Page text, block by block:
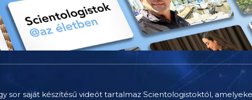
sor saját készítésű videót tartalmaz Scientologistoktól,